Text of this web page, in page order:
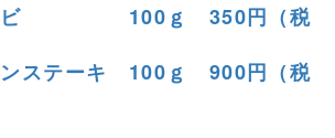
ルビ 100ｇ 350円（税
ンステーキ 100ｇ 900円（税